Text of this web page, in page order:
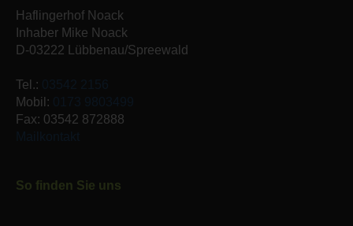
Haflingerhof Noack
Inhaber Mike Noack
D-03222 Lübbenau/Spreewald
Tel.:
Mobil:
Fax: 03542 872888
So finden Sie uns